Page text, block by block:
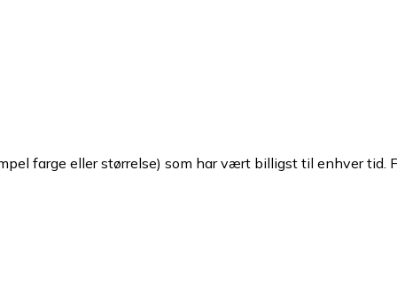
farge eller størrelse) som har vært billigst til enhver tid.